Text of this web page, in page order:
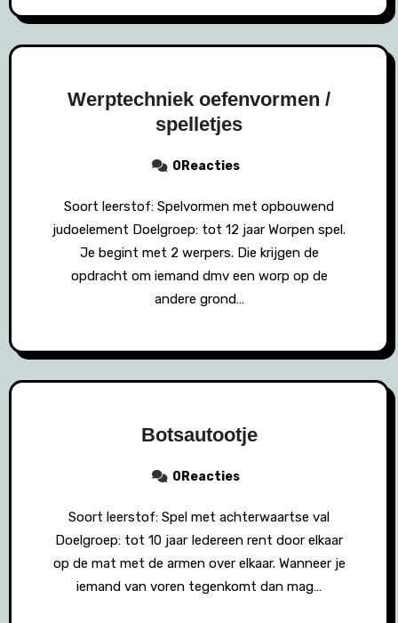
Werptechniek oefenvormen /
spelletjes
0Reacties
Soort leerstof: Spelvormen met opbouwend
judoelement Doelgroep: tot 12 jaar Worpen spel.
Je begint met 2 werpers. Die krijgen de
opdracht om iemand dmv een worp op de
andere grond…
Botsautootje
0Reacties
Soort leerstof: Spel met achterwaartse val
Doelgroep: tot 10 jaar Iedereen rent door elkaar
op de mat met de armen over elkaar. Wanneer je
iemand van voren tegenkomt dan mag…